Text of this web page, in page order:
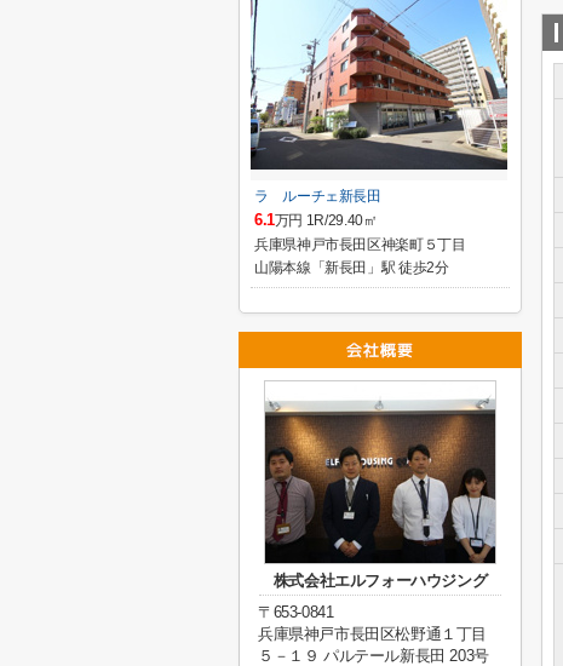
ラ ルーチェ新長田
6.1万円 1R/29.40㎡
兵庫県神戸市長田区神楽町５丁目
山陽本線「新長田」駅 徒歩2分
株式会社エルフォーハウジング
〒653-0841
兵庫県神戸市長田区松野通１丁目
５－１９ パルテール新長田 203号